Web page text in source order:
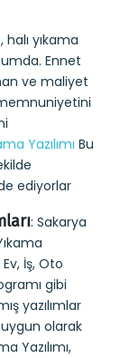
, halı yıkama
Ennet
ve maliyet
Yazılımı Bu
ediyorlar
: Sakarya
İş, Oto
gibi
yazılımlar
olarak
Yazılımı,